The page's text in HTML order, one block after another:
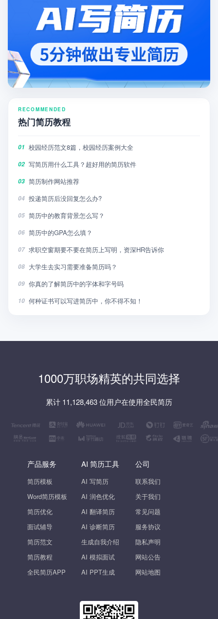
RECOMMENDED
热门简历教程
01 校园经历范文8篇，校园经历案例大全
02 写简历用什么工具？超好用的简历软件
03 简历制作网站推荐
04 投递简历后没回复怎么办?
05 简历中的教育背景怎么写？
06 简历中的GPA怎么填？
07 求职空窗期要不要在简历上写明，资深HR告诉你
08 大学生去实习需要准备简历吗？
09 你真的了解简历中的字体和字号吗
10 何种证书可以写进简历中，你不得不知！
1000万职场精英的共同选择
累计 11,128,463 位用户在使用全民简历
产品服务
简历模板
Word简历模板
简历优化
面试辅导
简历范文
简历教程
全民简历APP
AI 简历工具
AI 写简历
AI 润色优化
AI 翻译简历
AI 诊断简历
生成自我介绍
AI 模拟面试
AI PPT生成
公司
联系我们
关于我们
常见问题
服务协议
隐私声明
网站公告
网站地图